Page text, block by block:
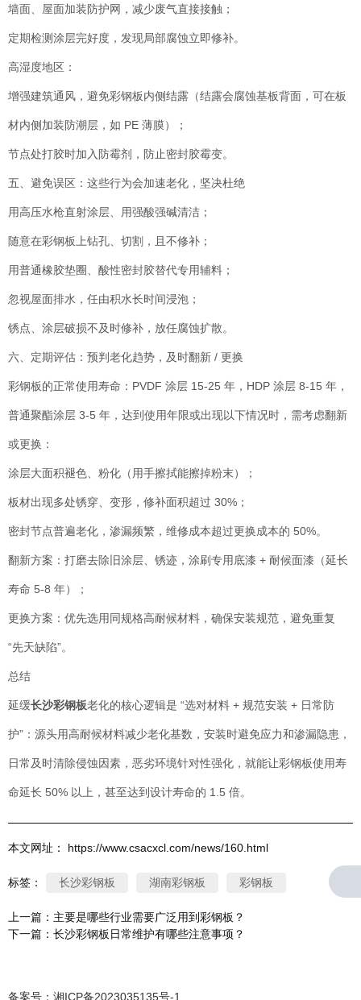
墙面、屋面加装防护网，减少废气直接接触；
定期检测涂层完好度，发现局部腐蚀立即修补。
高湿度地区：
增强建筑通风，避免彩钢板内侧结露（结露会腐蚀基板背面，可在板
材内侧加装防潮层，如 PE 薄膜）；
节点处打胶时加入防霉剂，防止密封胶霉变。
五、避免误区：这些行为会加速老化，坚决杜绝
用高压水枪直射涂层、用强酸强碱清洁；
随意在彩钢板上钻孔、切割，且不修补；
用普通橡胶垫圈、酸性密封胶替代专用辅料；
忽视屋面排水，任由积水长时间浸泡；
锈点、涂层破损不及时修补，放任腐蚀扩散。
六、定期评估：预判老化趋势，及时翻新 / 更换
彩钢板的正常使用寿命：PVDF 涂层 15-25 年，HDP 涂层 8-15 年，
普通聚酯涂层 3-5 年，达到使用年限或出现以下情况时，需考虑翻新
或更换：
涂层大面积褪色、粉化（用手擦拭能擦掉粉末）；
板材出现多处锈穿、变形，修补面积超过 30%；
密封节点普遍老化，渗漏频繁，维修成本超过更换成本的 50%。
翻新方案：打磨去除旧涂层、锈迹，涂刷专用底漆 + 耐候面漆（延长
寿命 5-8 年）；
更换方案：优先选用同规格高耐候材料，确保安装规范，避免重复
“先天缺陷”。
总结
延缓长沙彩钢板老化的核心逻辑是 “选对材料 + 规范安装 + 日常防
护”：源头用高耐候材料减少老化基数，安装时避免应力和渗漏隐患，
日常及时清除侵蚀因素，恶劣环境针对性强化，就能让彩钢板使用寿
命延长 50% 以上，甚至达到设计寿命的 1.5 倍。
本文网址： https://www.csacxcl.com/news/160.html
标签： 长沙彩钢板 湖南彩钢板 彩钢板
上一篇： 主要是哪些行业需要广泛用到彩钢板？
下一篇： 长沙彩钢板日常维护有哪些注意事项？
备案号： 湘ICP备2023035135号-1